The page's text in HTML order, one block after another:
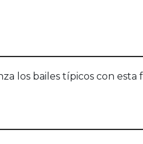
los bailes típicos con esta